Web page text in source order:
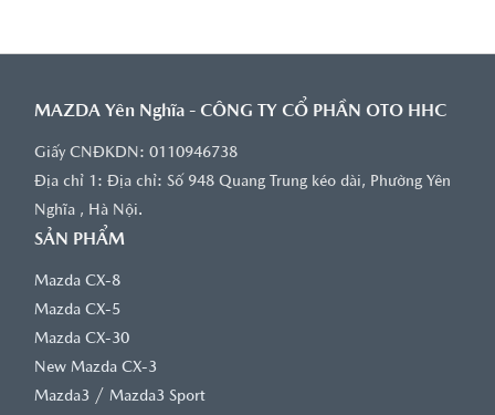
MAZDA Yên Nghĩa - CÔNG TY CỔ PHẦN OTO HHC
Giấy CNĐKDN: 0110946738
Địa chỉ 1: Ðịa chỉ: Số 948 Quang Trung kéo dài, Phường Yên
Nghĩa , Hà Nội.
SẢN PHẨM
Mazda CX-8
Mazda CX-5
Mazda CX-30
New Mazda CX-3
Mazda3 / Mazda3 Sport